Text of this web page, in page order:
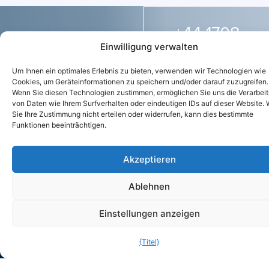
Einwilligung verwalten
Um Ihnen ein optimales Erlebnis zu bieten, verwenden wir Technologien wie
Cookies, um Geräteinformationen zu speichern und/oder darauf zuzugreifen.
Wenn Sie diesen Technologien zustimmen, ermöglichen Sie uns die
von Daten wie Ihrem Surfverhalten oder eindeutigen IDs auf dieser Website.
Sie Ihre Zustimmung nicht erteilen oder widerrufen, kann dies bestimmte
Funktionen beeinträchtigen.
Akzeptieren
Ablehnen
Einstellungen anzeigen
{Titel}
Kontaktieren
Sie uns
für ein
Beratungsgespräch
Setzen Sie sich mit
uns in Verbindung und
+44 1708
755 414